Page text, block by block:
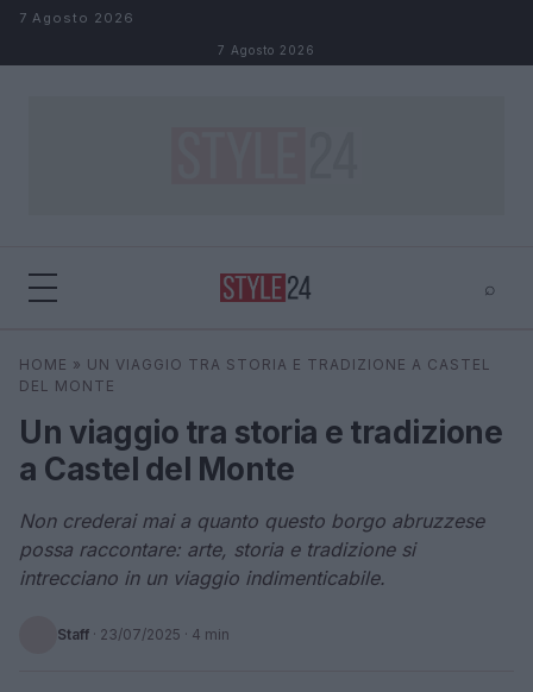
Salta al contenuto
7 Agosto 2026
7 Agosto 2026
⌕
Cerca ⌕ ×
HOME » UN VIAGGIO TRA STORIA E TRADIZIONE A CASTEL
DEL MONTE
Un viaggio tra storia e tradizione
a Castel del Monte
Non crederai mai a quanto questo borgo abruzzese
possa raccontare: arte, storia e tradizione si
intrecciano in un viaggio indimenticabile.
Staff · 23/07/2025 · 4 min